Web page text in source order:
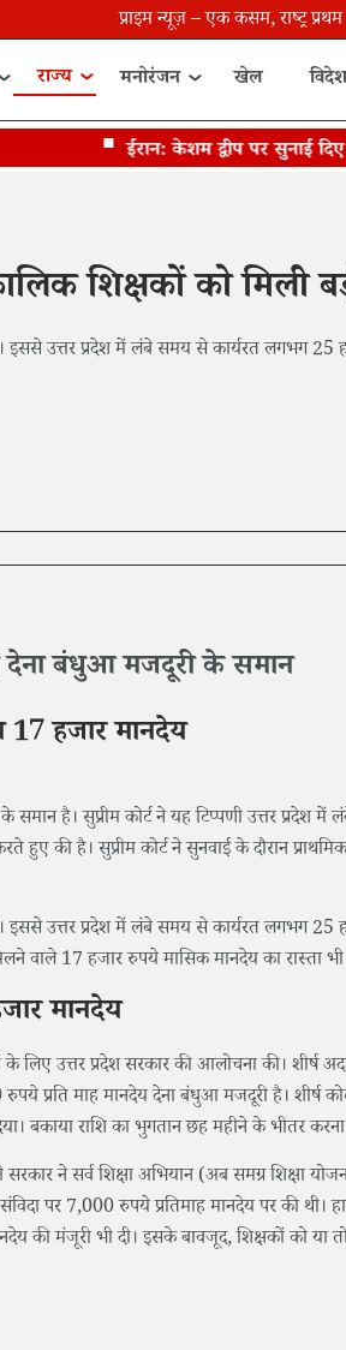
प्राइम न्यूज़ – एक कसम, राष्ट्र प्रथम
राज्य मनोरंजन खेल
ईरान: केशम द्वीप पर सुनाई दिए दो
शिक्षकों को मिली
इससे उत्तर प्रदेश में लंबे समय से कार्यरत लगभग
देना बंधुआ मजदूरी के समान
17 हजार मानदेय
है। सुप्रीम कोर्ट ने यह टिप्पणी उत्तर प्रदेश
है। सुप्रीम कोर्ट ने सुनवाई के दौरान प्राथमिक
इससे उत्तर प्रदेश में लंबे समय से कार्यरत लगभग
वाले 17 हजार रुपये मासिक मानदेय का रास्ता
मानदेय
के लिए उत्तर प्रदेश सरकार की आलोचना की। शीर्ष
प्रति माह मानदेय देना बंधुआ मजदूरी है। शीर्ष
बकाया राशि का भुगतान छह महीने के भीतर करना
ने सर्व शिक्षा अभियान (अब समग्र शिक्षा
पर 7,000 रुपये प्रतिमाह मानदेय पर की थी।
की मंजूरी भी दी। इसके बावजूद, शिक्षकों को या